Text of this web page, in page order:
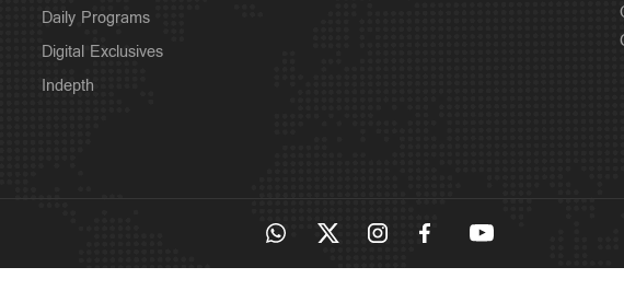
Daily Programs
Digital Exclusives
Indepth